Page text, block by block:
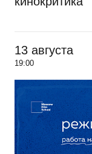
13 августа
19:00